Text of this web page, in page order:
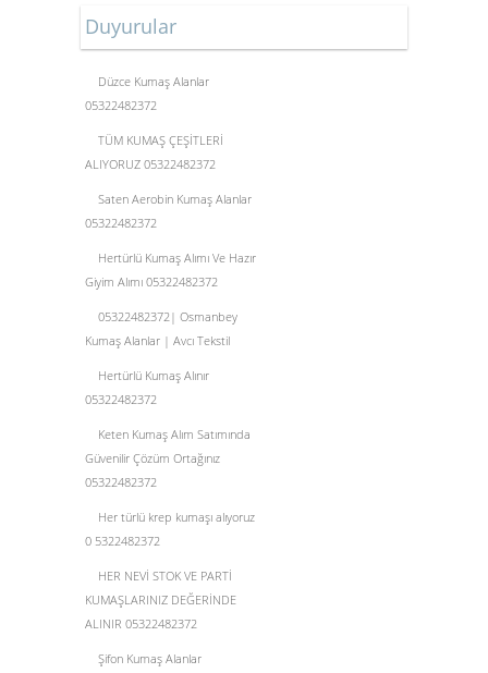
Duyurular
Düzce Kumaş Alanlar
05322482372
TÜM KUMAŞ ÇEŞİTLERİ
ALIYORUZ 05322482372
Saten Aerobin Kumaş Alanlar
05322482372
Hertürlü Kumaş Alımı Ve Hazır
Giyim Alımı 05322482372
05322482372| Osmanbey
Kumaş Alanlar | Avcı Tekstil
Hertürlü Kumaş Alınır
05322482372
Keten Kumaş Alım Satımında
Güvenilir Çözüm Ortağınız
05322482372
Her türlü krep kumaşı alıyoruz
0 5322482372
HER NEVİ STOK VE PARTİ
KUMAŞLARINIZ DEĞERİNDE
ALINIR 05322482372
Şifon Kumaş Alanlar